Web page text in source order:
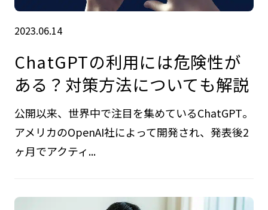
2023.06.14
ChatGPTの利用には危険性が
ある？対策方法についても解説
公開以来、世界中で注目を集めているChatGPT。
アメリカのOpenAI社によって開発され、発表後2
ヶ月でアクティ...